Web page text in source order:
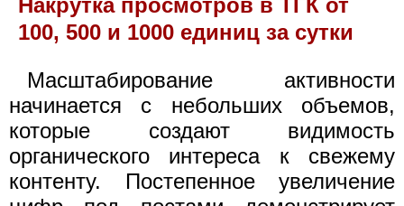
Накрутка просмотров в ТГК от
100, 500 и 1000 единиц за сутки
Масштабирование активности
начинается с небольших объемов,
которые создают видимость
органического интереса к свежему
контенту. Постепенное увеличение